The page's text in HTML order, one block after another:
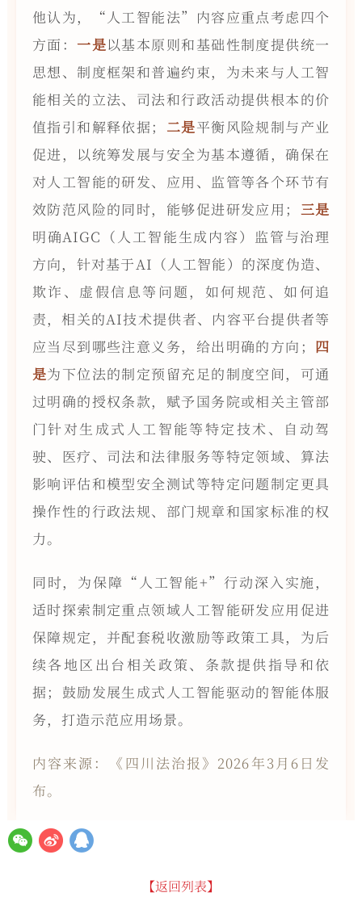
他认为，“人工智能法”内容应重点考虑四个
方面：一是以基本原则和基础性制度提供统一
思想、制度框架和普遍约束，为未来与人工智
能相关的立法、司法和行政活动提供根本的价
值指引和解释依据； 二是平衡风险规制与产业
促进，以统筹发展与安全为基本遵循，确保在
对人工智能的研发、应用、监管等各个环节有
效防范风险的同时，能够促进研发应用； 三是
明确AIGC（人工智能生成内容）监管与治理
方向，针对基于AI（人工智能）的深度伪造、
欺诈、虚假信息等问题，如何规范、如何追
责，相关的AI技术提供者、内容平台提供者等
应当尽到哪些注意义务，给出明确的方向； 四
是为下位法的制定预留充足的制度空间，可通
过明确的授权条款，赋予国务院或相关主管部
门针对生成式人工智能等特定技术、自动驾
驶、医疗、司法和法律服务等特定领域、算法
影响评估和模型安全测试等特定问题制定更具
操作性的行政法规、部门规章和国家标准的权
力。
同时，为保障“人工智能+”行动深入实施，
适时探索制定重点领域人工智能研发应用促进
保障规定，并配套税收激励等政策工具，为后
续各地区出台相关政策、条款提供指导和依
据；鼓励发展生成式人工智能驱动的智能体服
务，打造示范应用场景。
内容来源：《四川法治报》2026年3月6日发
布。
【返回列表】